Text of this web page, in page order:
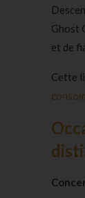
Ghost
et de
Cette